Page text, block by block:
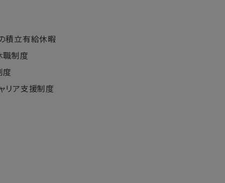
積立有給休暇
職制度
度
リア支援制度